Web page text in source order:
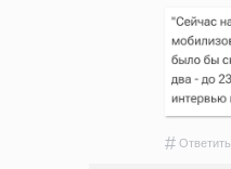
# Ответить